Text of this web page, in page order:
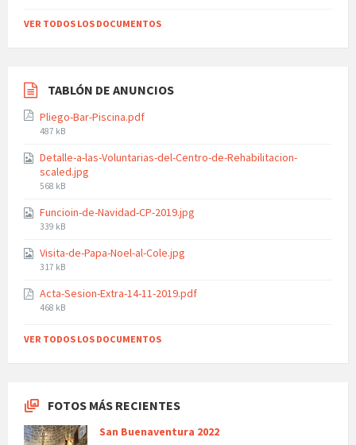
VER TODOS LOS DOCUMENTOS
TABLÓN DE ANUNCIOS
Pliego-Bar-Piscina.pdf
File
487 kB
Detalle-a-las-Voluntarias-del-Centro-de-Rehabilitacion-
scaled.jpg
File
568 kB
Funcioin-de-Navidad-CP-2019.jpg
File
339 kB
Visita-de-Papa-Noel-al-Cole.jpg
File
317 kB
Acta-Sesion-Extra-14-11-2019.pdf
File
468 kB
VER TODOS LOS DOCUMENTOS
FOTOS MÁS RECIENTES
San Buenaventura 2022